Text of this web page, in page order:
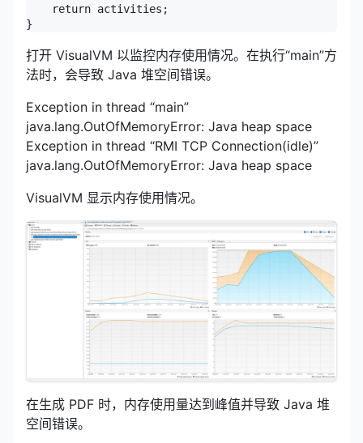
    return activities;
}
打开 VisualVM 以监控内存使用情况。在执行“main”方
法时，会导致 Java 堆空间错误。
Exception in thread “main”
java.lang.OutOfMemoryError: Java heap space
Exception in thread “RMI TCP Connection(idle)”
java.lang.OutOfMemoryError: Java heap space
VisualVM 显示内存使用情况。
在生成 PDF 时，内存使用量达到峰值并导致 Java 堆
空间错误。